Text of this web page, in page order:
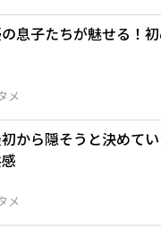
メ
息子たちが魅せる！
メ
初から隠そうと決めて